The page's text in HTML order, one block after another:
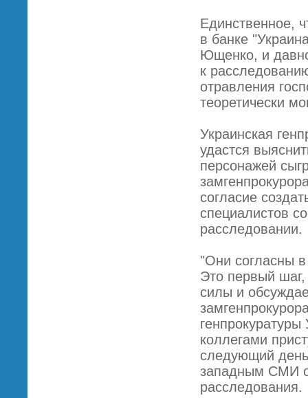
Единственное,
в банке
Ющенко, и
к
отравления
теоретически
Украинская
удастся
персонажей
согласие
специалистов
расследовании.
"Они согласны
Это первый
силы и
коллегами
следующий
западным СМИ
расследования.